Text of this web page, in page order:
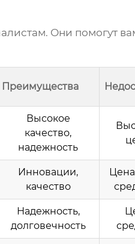
Они помогут
Преимущества
Высокое
качество,
надежность
Инновации,
качество
Надежность,
долговечность